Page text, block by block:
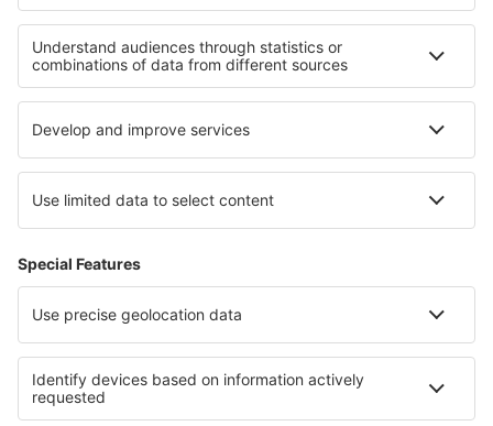
Unterkunft auf Lausitzer Gebirge Unterkunft in Gemer
Unterkunft in Nuevo León Unterkunft in Stredné Považie
Unterkunft in Michoacan
Unterkunft in La Amistad International Park